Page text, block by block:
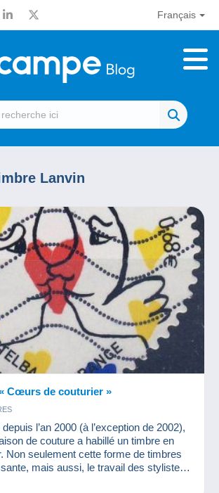
Français
Lanvin
Cœurs de couturier »
l’an 2000 (à l’exception de 2002),
de couture a habillé un timbre en
Non seulement cette forme de timbres
mais aussi, le travail des stylistes
de très beaux objets. Cette année, à